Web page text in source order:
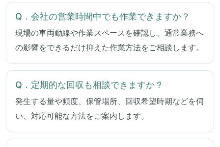
Q．会社の営業時間中でも作業できますか？
現場の車両動線や作業スペースを確認し、通常業務へ
の影響をできるだけ抑えた作業方法をご相談します。
Q．定期的な回収も相談できますか？
発生する量や頻度、保管場所、回収希望時期などを伺
い、対応可能な方法をご案内します。